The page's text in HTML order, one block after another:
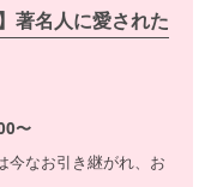
著名人に愛された
〜
なお引き継がれ、お